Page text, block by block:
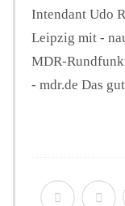
Intendant Udo
Leipzig mit -
MDR-
- mdr.de Das